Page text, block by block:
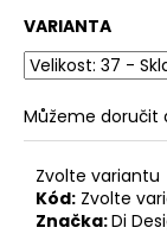
VARIANTA
Můžeme doručit
Zvolte variantu
Kód: Zvolte
Značka:Di
D
o
p
o
r
u
č
u